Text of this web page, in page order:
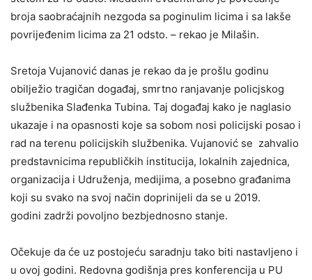
broja saobraćajnih nezgoda sa poginulim licima i sa lakše
povrijeđenim licima za 21 odsto. – rekao je Milašin.
Sretoja Vujanović danas je rekao da je prošlu godinu
obilježio tragičan događaj, smrtno ranjavanje policjskog
službenika Slađenka Tubina. Taj događaj kako je naglasio
ukazaje i na opasnosti koje sa sobom nosi policijski posao i
rad na terenu policijskih službenika. Vujanović se zahvalio
predstavnicima republičkih institucija, lokalnih zajednica,
organizacija i Udruženja, medijima, a posebno građanima
koji su svako na svoj način doprinijeli da se u 2019.
godini zadrži povoljno bezbjednosno stanje.
Očekuje da će uz postojeću saradnju tako biti nastavljeno i
u ovoj godini. Redovna godišnja pres konferencija u PU